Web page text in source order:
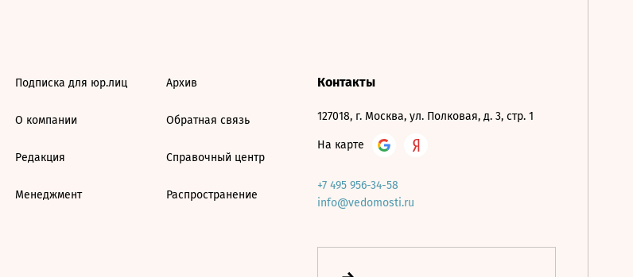
Подписка для юр.лиц
О компании
Редакция
Менеджмент
Архив
Обратная связь
Справочный центр
Распространение
Контакты
127018, г. Москва, ул. Полковая, д. 3, стр. 1
На карте
+7 495 956-34-58
info@vedomosti.ru